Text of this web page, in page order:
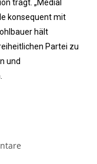
trägt. „Medial
konsequent mit
hält
Partei zu
und